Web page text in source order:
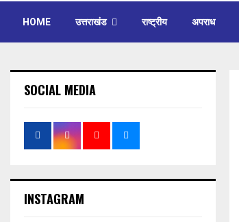
HOME उत्तराखंड राष्ट्रीय अपराध
SOCIAL MEDIA
INSTAGRAM